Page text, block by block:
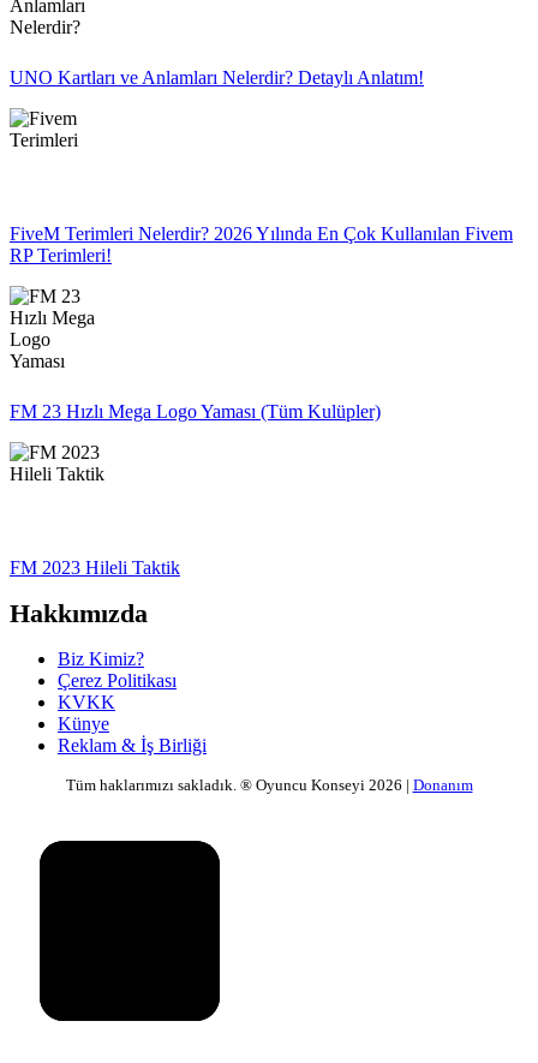
UNO Kartları ve Anlamları Nelerdir? Detaylı Anlatım!
FiveM Terimleri Nelerdir? 2026 Yılında En Çok Kullanılan Fivem
RP Terimleri!
FM 23 Hızlı Mega Logo Yaması (Tüm Kulüpler)
FM 2023 Hileli Taktik
Hakkımızda
Biz Kimiz?
Çerez Politikası
KVKK
Künye
Reklam & İş Birliği
Tüm haklarımızı sakladık. ® Oyuncu Konseyi 2026 | Donanım